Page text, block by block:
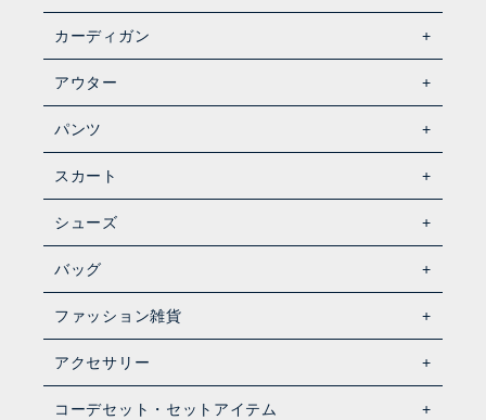
カーディガン
アウター
パンツ
スカート
シューズ
バッグ
ファッション雑貨
アクセサリー
コーデセット・セットアイテム